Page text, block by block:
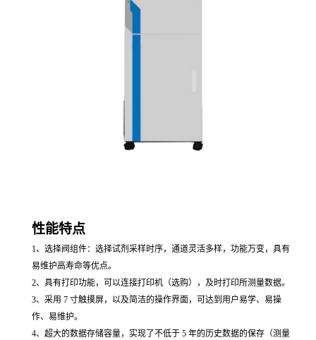
性能特点
1、 选择阀组件：选择试剂采样时序，通道灵活多样，功能万变，具有
易维护高寿命等优点。
2、 具有打印功能，可以连接打印机（选购），及时打印所测量数据。
3、 采用 7 寸触摸屏，以及简洁的操作界面，可达到用户易学、易操
作、易维护。
4、 超大的数据存储容量，实现了不低于 5 年的历史数据的保存（测量